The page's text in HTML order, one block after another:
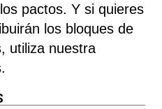
pactos. Y si quieres
los bloques de
utiliza nuestra